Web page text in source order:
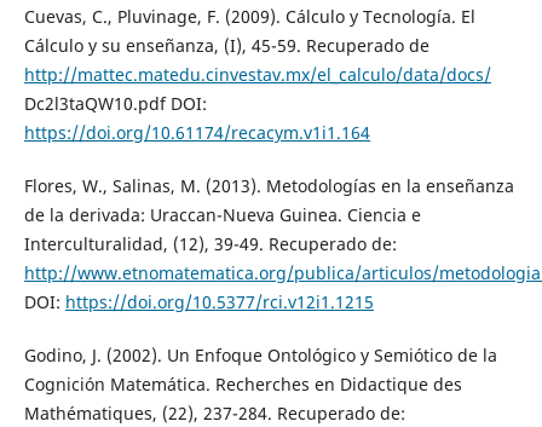
Cuevas, C., Pluvinage, F. (2009). Cálculo y Tecnología. El
Cálculo y su enseñanza, (I), 45-59. Recuperado de
http://mattec.matedu.cinvestav.mx/el_calculo/data/docs/
Dc2l3taQW10.pdf DOI:
https://doi.org/10.61174/recacym.v1i1.164
Flores, W., Salinas, M. (2013). Metodologías en la enseñanza
de la derivada: Uraccan-Nueva Guinea. Ciencia e
Interculturalidad, (12), 39-49. Recuperado de:
http://www.etnomatematica.org/publica/articulos/
DOI: https://doi.org/10.5377/rci.v12i1.1215
Godino, J. (2002). Un Enfoque Ontológico y Semiótico de la
Cognición Matemática. Recherches en Didactique des
Mathématiques, (22), 237-284. Recuperado de: